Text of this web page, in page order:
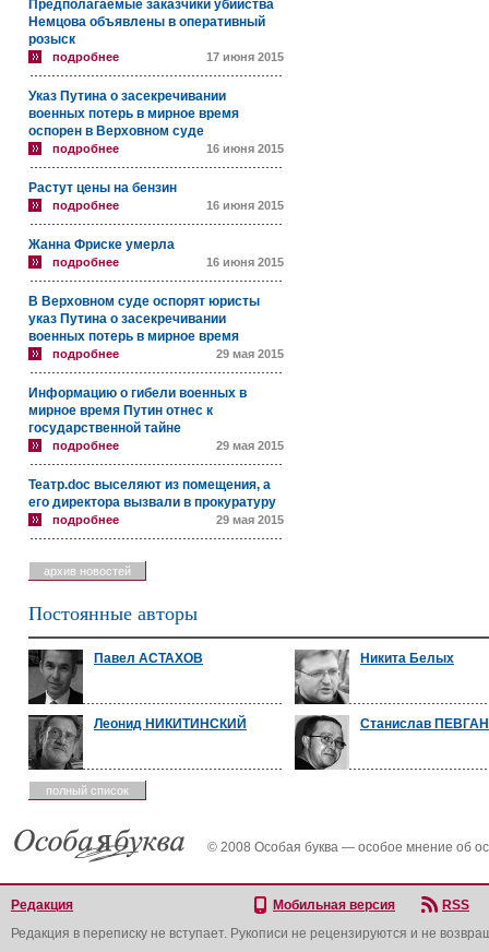
Предполагаемые заказчики убийства
Немцова объявлены в оперативный
розыск
подробнее 17 июня 2015
Указ Путина о засекречивании
военных потерь в мирное время
оспорен в Верховном суде
подробнее 16 июня 2015
Растут цены на бензин
подробнее 16 июня 2015
Жанна Фриске умерла
подробнее 16 июня 2015
В Верховном суде оспорят юристы
указ Путина о засекречивании
военных потерь в мирное время
подробнее 29 мая 2015
Информацию о гибели военных в
мирное время Путин отнес к
государственной тайне
подробнее 29 мая 2015
Театр.doc выселяют из помещения, а
его директора вызвали в прокуратуру
подробнее 29 мая 2015
архив новостей
Постоянные авторы
Павел АСТАХОВ Никита Белых
Леонид НИКИТИНСКИЙ Станислав
полный список
© 2008 Особая буква — особое мнение об
Редакция Мобильная версия
RSS
Редакция в переписку не вступает. Рукописи не рецензируются и не